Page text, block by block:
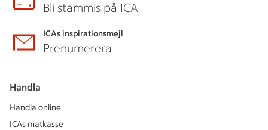
Bli stammis på ICA
ICAs inspirationsmejl
Prenumerera
Handla
Handla online
ICAs matkasse